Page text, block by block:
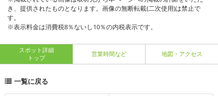
き、提供されたものとなります。画像の無断転載(二次使用)は禁止で
す。
※表示料金は消費税8％ないし10％の内税表示です。
スポット詳細
トップ
営業時間など 地図・アクセス
一覧に戻る